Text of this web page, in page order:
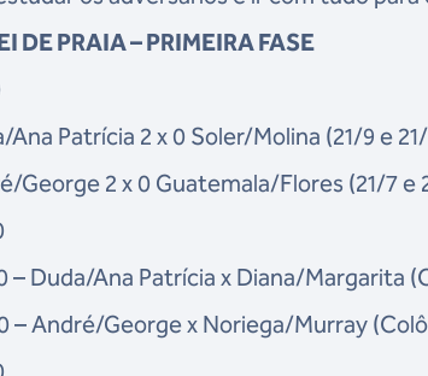
DE PRAIA – PRIMEIRA FASE
Ana Patrícia 2 x 0 Soler/Molina (21/9 e
George 2 x 0 Guatemala/Flores (21/7 e
– Duda/Ana Patrícia x Diana/Margarita
– André/George x Noriega/Murray